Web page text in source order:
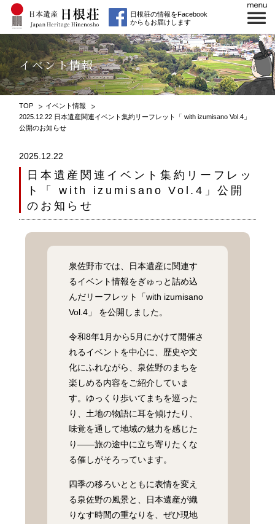
日根荘の情報をFacebook
からもお届けします
イベント情報
TOP
イベント情報
2025.12.22 日本遺産関連イベント集約リーフレット「 with izumisano Vol.4」
公開のお知らせ
2025.12.22
日本遺産関連イベント集約リーフレッ
ト「 with izumisano Vol.4」公開
のお知らせ
泉佐野市では、日本遺産に関連す
るイベント情報をぎゅっと詰め込
んだリーフレット「with izumisano
Vol.4」 を公開しました。
令和8年1月から5月にかけて開催さ
れるイベントを中心に、歴史や文
化にふれながら、泉佐野のまちを
楽しめる内容をご紹介していま
す。ゆっくり歩いてまちを巡った
り、土地の物語に耳を傾けたり、
味覚を通して地域の魅力を感じた
り――旅の途中に立ち寄りたくな
る催しがそろっています。
四季の移ろいとともに表情を変え
る泉佐野の風景と、日本遺産が織
りなす時間の重なりを、ぜひ現地